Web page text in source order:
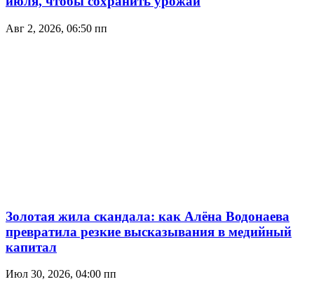
Авг 2, 2026, 06:50 пп
Золотая жила скандала: как Алёна Водонаева
превратила резкие высказывания в медийный
капитал
Июл 30, 2026, 04:00 пп